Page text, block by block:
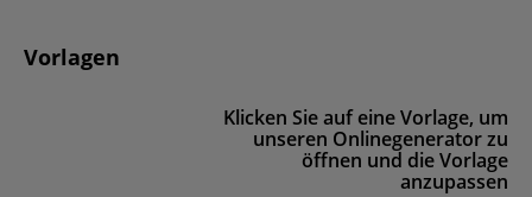
Vorlagen
Klicken Sie auf eine Vorlage, um
unseren Onlinegenerator zu
öffnen und die Vorlage
anzupassen